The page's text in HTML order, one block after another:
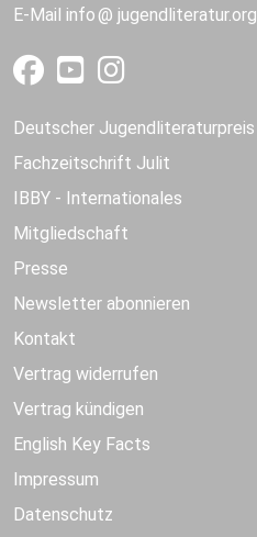
E-Mail info jugendliteratur.org
Deutscher Jugendliteraturpreis
Fachzeitschrift Julit
IBBY - Internationales
Mitgliedschaft
Presse
Newsletter abonnieren
Kontakt
Vertrag widerrufen
Vertrag kündigen
English Key Facts
Impressum
Datenschutz